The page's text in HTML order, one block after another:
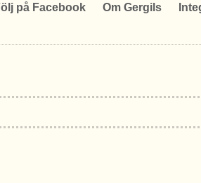
på Facebook Om Gergils